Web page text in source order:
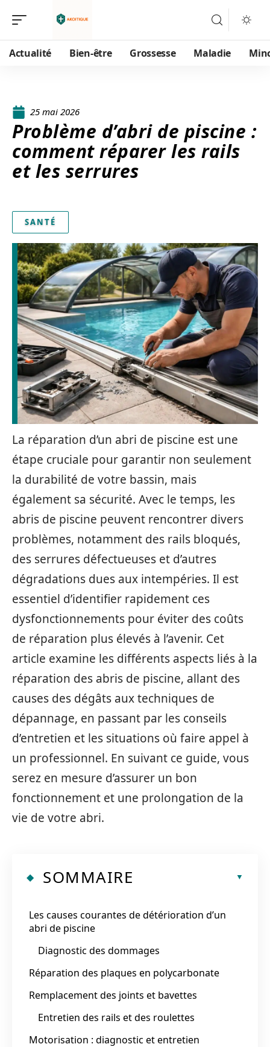
Actualité Bien-être Grossesse Maladie
25 mai 2026
Problème d’abri de piscine :
comment réparer les rails
et les serrures
SANTÉ
La réparation d’un abri de piscine est une
étape cruciale pour garantir non seulement
la durabilité de votre bassin, mais
également sa sécurité. Avec le temps, les
abris de piscine peuvent rencontrer divers
problèmes, notamment des rails bloqués,
des serrures défectueuses et d’autres
dégradations dues aux intempéries. Il est
essentiel d’identifier rapidement ces
dysfonctionnements pour éviter des coûts
de réparation plus élevés à l’avenir. Cet
article examine les différents aspects liés à la
réparation des abris de piscine, allant des
causes des dégâts aux techniques de
dépannage, en passant par les conseils
d’entretien et les situations où faire appel à
un professionnel. En suivant ce guide, vous
serez en mesure d’assurer un bon
fonctionnement et une prolongation de la
vie de votre abri.
SOMMAIRE
Les causes courantes de détérioration d’un
abri de piscine
Diagnostic des dommages
Réparation des plaques en polycarbonate
Remplacement des joints et bavettes
Entretien des rails et des roulettes
Motorisation : diagnostic et entretien